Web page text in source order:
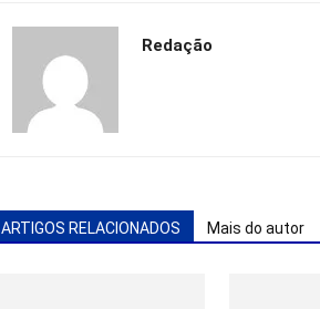
Redação
ARTIGOS RELACIONADOS Mais do autor